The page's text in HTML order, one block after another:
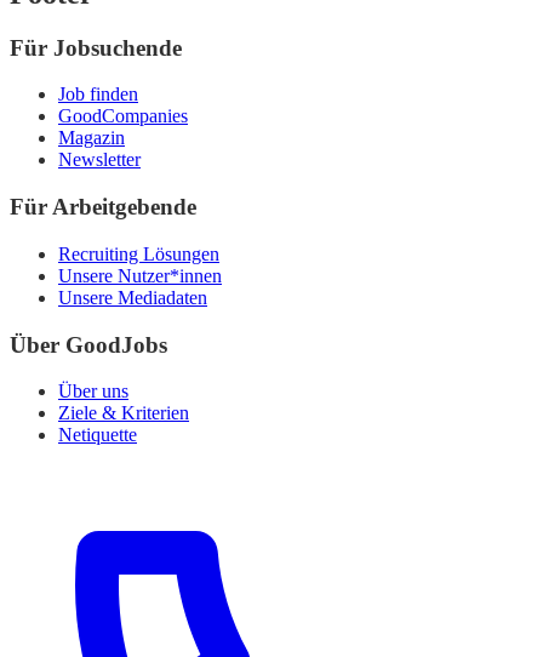
Für Jobsuchende
Job finden
GoodCompanies
Magazin
Newsletter
Für Arbeitgebende
Recruiting Lösungen
Unsere Nutzer*innen
Unsere Mediadaten
Über GoodJobs
Über uns
Ziele & Kriterien
Netiquette